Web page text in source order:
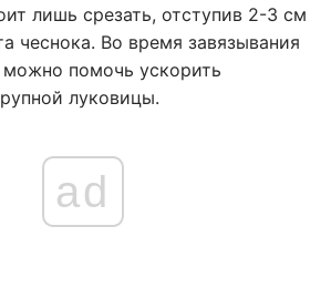
лишь срезать, отступив 2-3 см
чеснока. Во время завязывания
можно помочь ускорить
луковицы.
ad